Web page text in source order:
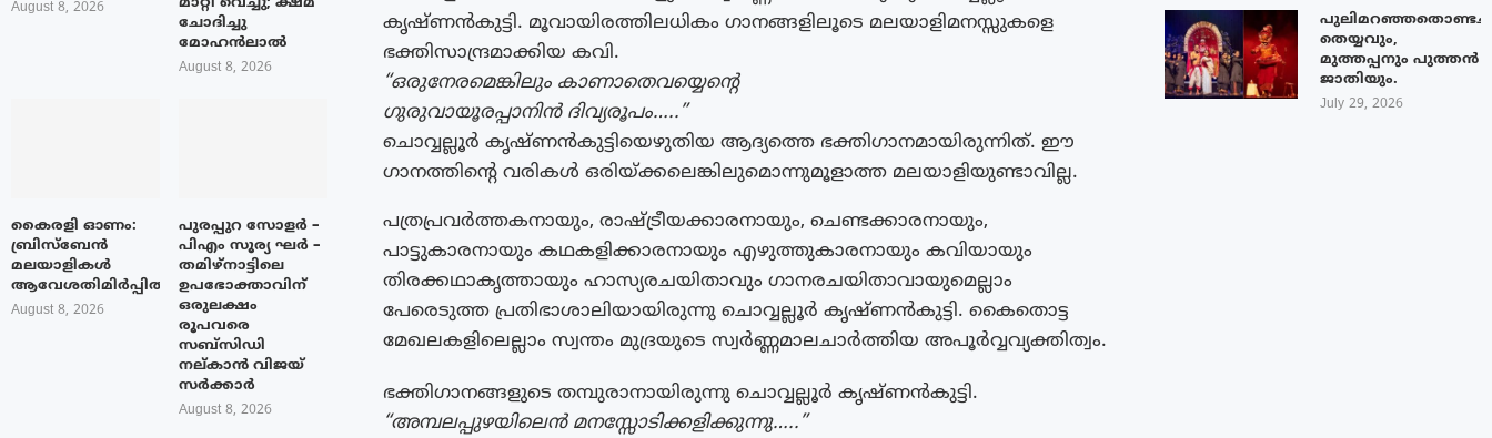
കൃഷ്ണൻകുട്ടി. മൂവായിരത്തിലധികം ഗാനങ്ങളിലൂടെ മലയാളിമനസ്സുകളെ
ഭക്തിസാന്ദ്രമാക്കിയ കവി.
“ഒരുനേരമെങ്കിലും കാണാതെവയ്യെന്റെ
ഗുരുവായൂരപ്പാനിൻ ദിവ്യരൂപം…..”
ചൊവ്വല്ലൂർ കൃഷ്ണൻകുട്ടിയെഴുതിയ ആദ്യത്തെ ഭക്തിഗാനമായിരുന്നിത്. ഈ
ഗാനത്തിന്റെ വരികൾ ഒരിയ്ക്കലെങ്കിലുമൊന്നുമൂളാത്ത മലയാളിയുണ്ടാവില്ല.
പത്രപ്രവര്‍ത്തകനായും, രാഷ്ട്രീയക്കാരനായും, ചെണ്ടക്കാരനായും,
പാട്ടുകാരനായും കഥകളിക്കാരനായും എഴുത്തുകാരനായും കവിയായും
തിരക്കഥാകൃത്തായും ഹാസ്യരചയിതാവും ഗാനരചയിതാവായുമെല്ലാം
പേരെടുത്ത പ്രതിഭാശാലിയായിരുന്നു ചൊവ്വല്ലൂര്‍ കൃഷ്ണന്‍കുട്ടി. കൈതൊട്ട
മേഖലകളിലെല്ലാം സ്വന്തം മുദ്രയുടെ സ്വർണ്ണമാലചാർത്തിയ അപൂർവ്വവ്യക്തിത്വം.
ഭക്തിഗാനങ്ങളുടെ തമ്പുരാനായിരുന്നു ചൊവ്വല്ലൂർ കൃഷ്ണൻകുട്ടി.
“അമ്പലപ്പുഴയിലെൻ മനസ്സോടിക്കളിക്കുന്നു…..”
തെയ്യവും,
മുത്തപ്പനും പുത്തൻ
ജാതിയും.
July 29, 2026
August 8, 2026
മാറ്റി വെച്ചു; ക്ഷമ
ചോദിച്ചു
മോഹൻലാൽ
August 8, 2026
കൈരളി ഓണം:
ബ്രിസ്ബേൻ
മലയാളികൾ
ആവേശതിമിർപ്പിൽ
August 8, 2026
പുരപ്പുറ സോളർ –
പിഎം സൂര്യ ഘർ –
തമിഴ്നാട്ടിലെ
ഉപഭോക്താവിന്
ഒരുലക്ഷം
രൂപവരെ
സബ്സിഡി
നല്കാൻ വിജയ്
സർക്കാർ
August 8, 2026